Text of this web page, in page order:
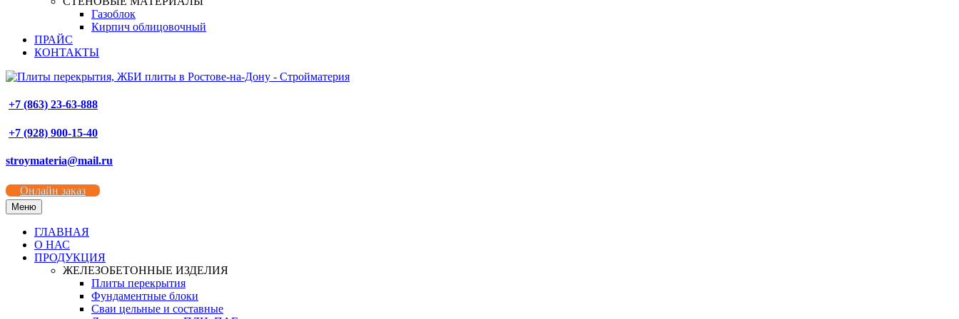
Газоблок
Кирпич облицовочный
ПРАЙС
КОНТАКТЫ
+7 (863) 23-63-888
+7 (928) 900-15-40
stroymateria@mail.ru
Онлайн заказ
Меню
ГЛАВНАЯ
О НАС
ПРОДУКЦИЯ
ЖЕЛЕЗОБЕТОННЫЕ ИЗДЕЛИЯ
Плиты перекрытия
Фундаментные блоки
Сваи цельные и составные